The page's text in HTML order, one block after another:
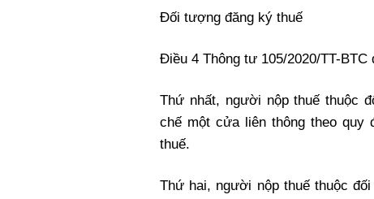
Đối tượng đăng ký thuế
Điều 4 Thông tư 105/2020/TT-
Thứ nhất, người nộp thuế thuộc
chế một cửa liên thông theo
thuế.
Thứ hai, người nộp thuế thuộc